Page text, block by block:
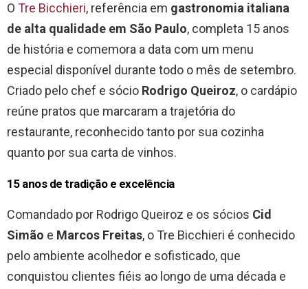
O Tre Bicchieri, referência em gastronomia italiana
de alta qualidade em São Paulo, completa 15 anos
de história e comemora a data com um menu
especial disponível durante todo o mês de setembro.
Criado pelo chef e sócio Rodrigo Queiroz, o cardápio
reúne pratos que marcaram a trajetória do
restaurante, reconhecido tanto por sua cozinha
quanto por sua carta de vinhos.
15 anos de tradição e excelência
Comandado por Rodrigo Queiroz e os sócios Cid
Simão e Marcos Freitas, o Tre Bicchieri é conhecido
pelo ambiente acolhedor e sofisticado, que
conquistou clientes fiéis ao longo de uma década e